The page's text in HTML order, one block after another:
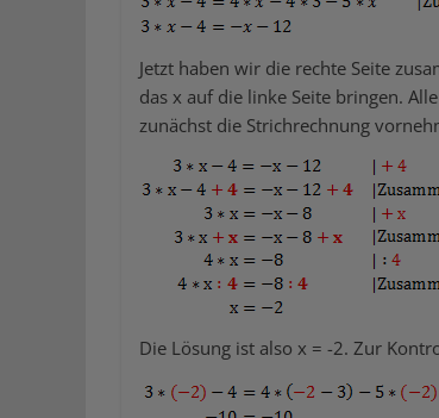
Jetzt haben wir die rechte Seite
das x auf die linke Seite bringen.
zunächst die Strichrechnung
Die Lösung ist also x = -2. Zur